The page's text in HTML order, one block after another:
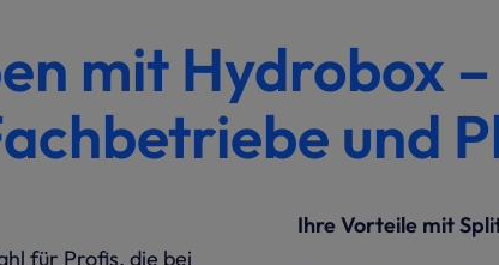
mit Hydrobox
und
für Profis, die bei
Ihre Vorteile mit